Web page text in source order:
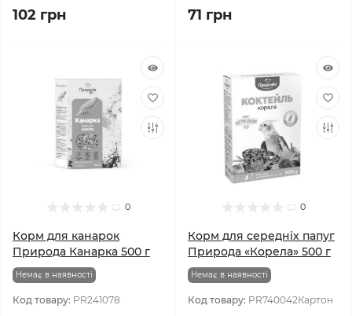
102 грн 71 грн
0
Корм для канарок
Природа Канарка 500 г
Немає в наявності
Код товару: PR241078
0
Корм для середніх папуг
Природа «Корела» 500 г
Немає в наявності
Код товару: PR740042Картон